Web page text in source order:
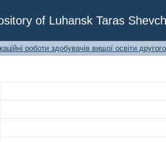
of Luhansk Taras
резильєнтність як
зовнішньо
роботи здобувачів вищої освіти